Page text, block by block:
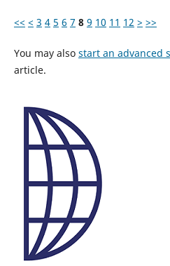
<< < 3 4 5 6 7 8 9 10 11 12 > >>
You may also start an advanced
article.